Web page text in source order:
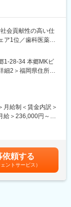
す。新しいことへ
ークライフバラン
ます。
ーマです。
（目薬）を提案す
行います。
となっており、1グ
。
研修、MR向けの研
ける環境です。
。
会貢献性の高い仕
1位／歯科医薬品
行う当社にて、以
ではなく、先輩社
科医院、および病
付き合いのあるお
1-28-34 本郷MKビ
2＞福岡県住所：
細3＞名古屋住
煙変更の範囲：会
月給制＜賃金内訳＞
給＞236,000円～
安の金額であり、
(月額)は固定手当を
依頼する
ェントサービス）